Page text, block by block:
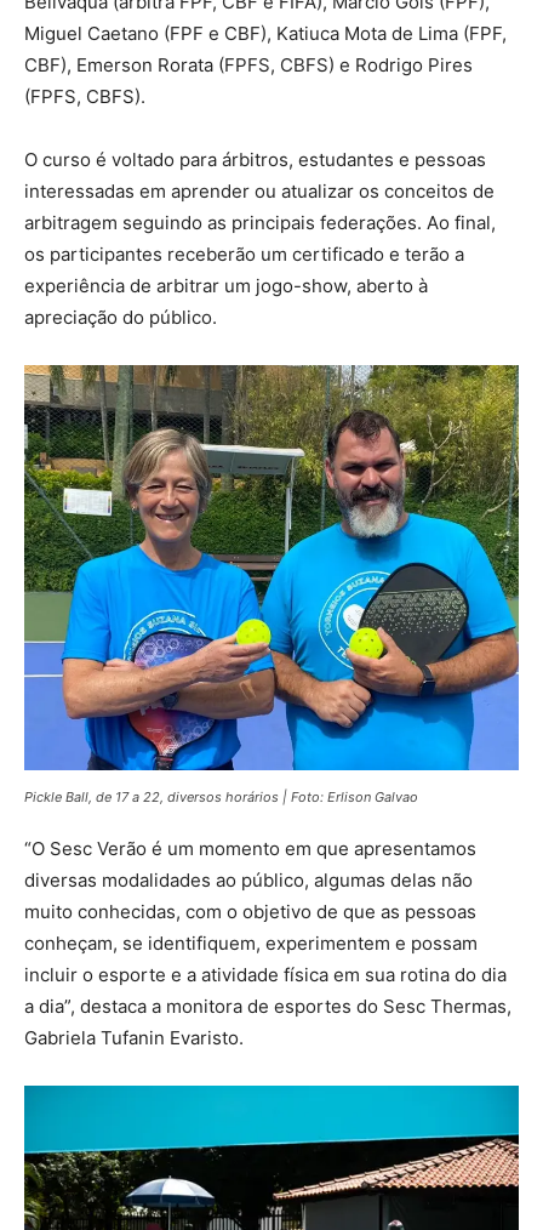
Miguel Caetano (FPF e CBF), Katiuca Mota de Lima (FPF,
CBF), Emerson Rorata (FPFS, CBFS) e Rodrigo Pires
(FPFS, CBFS).
O curso é voltado para árbitros, estudantes e pessoas
interessadas em aprender ou atualizar os conceitos de
arbitragem seguindo as principais federações. Ao final,
os participantes receberão um certificado e terão a
experiência de arbitrar um jogo-show, aberto à
apreciação do público.
Pickle Ball, de 17 a 22, diversos horários | Foto: Erlison Galvao
“O Sesc Verão é um momento em que apresentamos
diversas modalidades ao público, algumas delas não
muito conhecidas, com o objetivo de que as pessoas
conheçam, se identifiquem, experimentem e possam
incluir o esporte e a atividade física em sua rotina do dia
a dia”, destaca a monitora de esportes do Sesc Thermas,
Gabriela Tufanin Evaristo.